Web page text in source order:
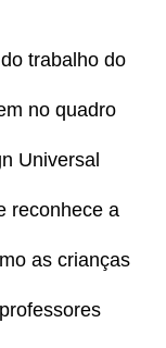
trabalho do
no quadro
Universal
reconhece a
as crianças